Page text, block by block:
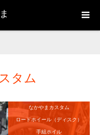
タム
なかやまカスタム
ロードホイール（ディスク）
手組ホイル